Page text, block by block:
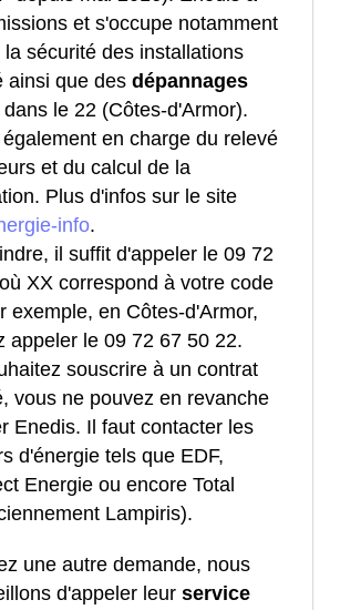
et s'occupe notamment
sécurité des installations
ainsi que des dépannages
dans le 22 (Côtes-d'Armor).
en charge du relevé
et du calcul de la
Plus d'infos sur le site
info.
il suffit d'appeler le 09 72
XX correspond à votre code
exemple, en Côtes-d'Armor,
appeler le 09 72 67 50 22.
souscrire à un contrat
vous ne pouvez en revanche
Enedis. Il faut contacter les
d'énergie tels que EDF,
Energie ou encore Total
Lampiris).
une autre demande, nous
d'appeler leur service